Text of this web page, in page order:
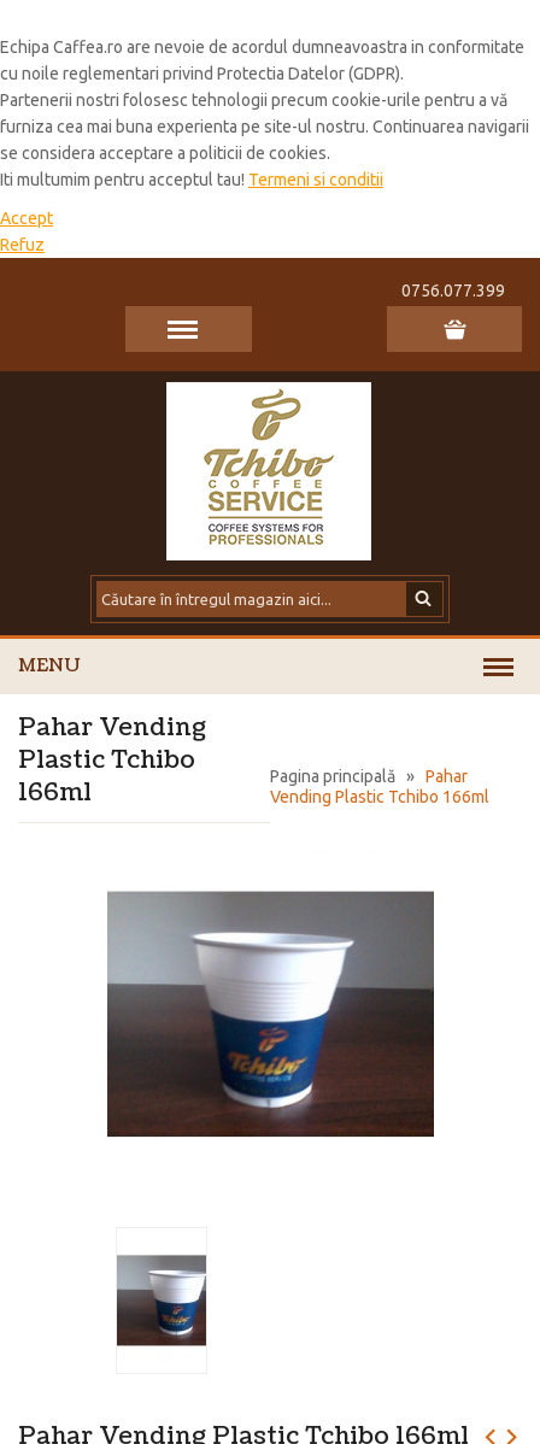
Echipa Caffea.ro are nevoie de acordul dumneavoastra in conformitate
cu noile reglementari privind Protectia Datelor (GDPR).
Partenerii nostri folosesc tehnologii precum cookie-urile pentru a vă
furniza cea mai buna experienta pe site-ul nostru. Continuarea navigarii
se considera acceptare a politicii de cookies.
Iti multumim pentru acceptul tau! Termeni si conditii
Accept
Refuz
0756.077.399
MENU
Pagina principală » Pahar
Vending Plastic Tchibo 166ml
Pahar Vending
Plastic Tchibo
166ml
Pahar Vending Plastic Tchibo 166ml